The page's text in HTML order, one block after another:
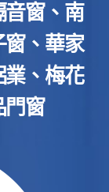
音窗、南
窗、華家
業、梅花
門窗